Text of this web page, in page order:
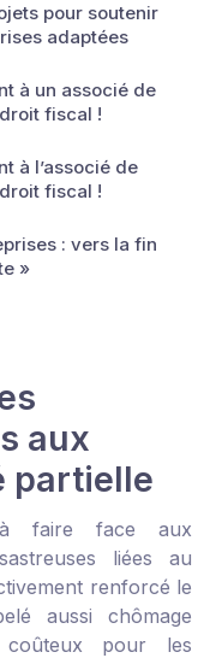
pour soutenir
adaptées
à un associé de
fiscal !
à l’associé de
fiscal !
: vers la fin
»
aux
partielle
faire face aux
liées au
renforcé le
aussi chômage
pour les